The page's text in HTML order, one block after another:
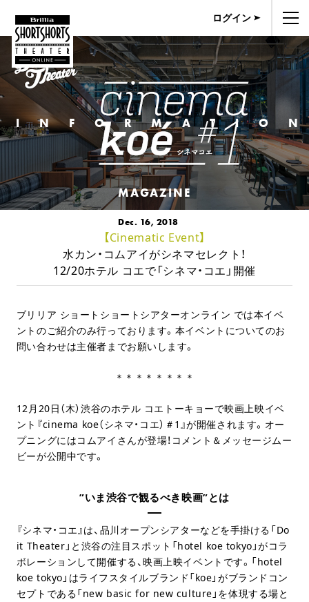
ログイン
MAGAZINE
Dec. 16, 2018
【Cinematic Event】
水カン・コムアイがシネマセレクト！
12/20ホテル コエで「シネマ・コエ」開催
ブリリア ショートショートシアターオンライン では本イベ
ントのご紹介のみ行っております。本イベントについてのお
問い合わせは主催者までお願いします。
＊＊＊＊＊＊＊＊
12月20日（木）渋谷のホテル コエトーキョーで映画上映イベ
ント『cinema koe（シネマ・コエ）＃1』が開催されます。オー
プニングにはコムアイさんが登場！コメント＆メッセージムー
ビーが公開中です。
”いま渋谷で観るべき映画”とは
『シネマ・コエ』は、品川オープンシアターなどを手掛ける「Do
it Theater」と渋谷の注目スポット「hotel koe tokyo」がコラ
ボレーションして開催する、映画上映イベントです。「hotel
koe tokyo」はライフスタイルブランド「koe」がブランドコン
セプトである「new basic for new culture」を体現する場と